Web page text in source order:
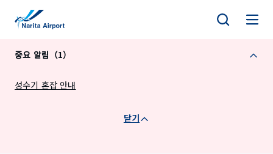
중요 알림（1）
성수기 혼잡 안내
닫기